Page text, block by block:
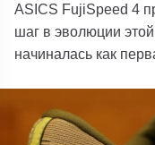
ASICS FujiSpeed ​​​​4
шаг в эволюции
начиналась как